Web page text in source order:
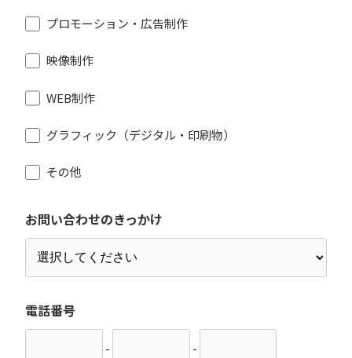
プロモーション・広告制作
映像制作
WEB制作
グラフィック（デジタル・印刷物）
その他
お問い合わせのきっかけ
電話番号
- -